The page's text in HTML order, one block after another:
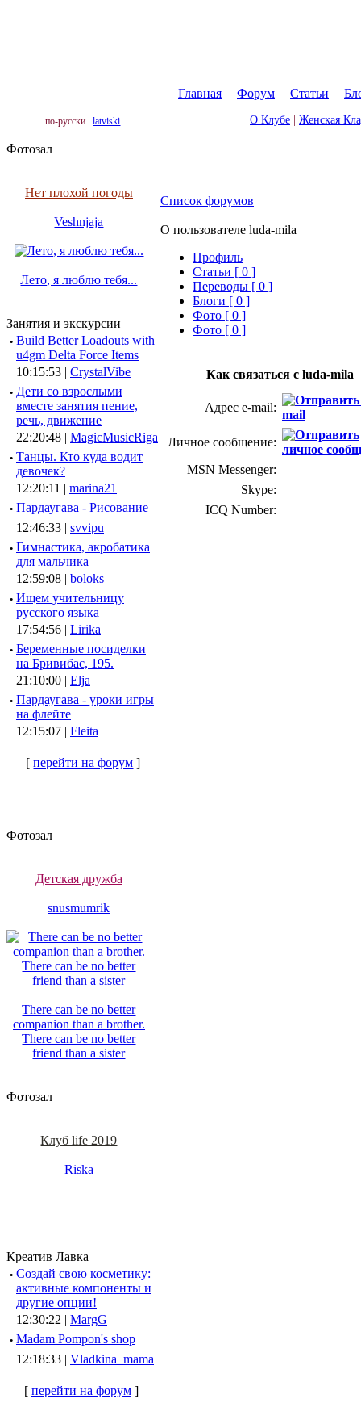
Главная Форум Статьи
по-русски latviski О Клубе Женская
Фотозал
Нет плохой погоды
Veshnjaja
Лето, я люблю тебя...
Занятия и экскурсии
· Build Better Loadouts with
u4gm Delta Force Items
10:15:53 | CrystalVibe
· Дети со взрослыми
вместе занятия пение,
речь, движение
22:20:48 | MagicMusicRiga
· Танцы. Кто куда водит
девочек?
12:20:11 | marina21
· Пардаугава - Рисование
12:46:33 | svvipu
· Гимнастика, акробатика
для мальчика
12:59:08 | boloks
· Ищем учительницу
русского языка
17:54:56 | Lirika
· Беременные посиделки
на Бривибас, 195.
21:10:00 | Elja
· Пардаугава - уроки игры
на флейте
12:15:07 | Fleita
[перейти на форум ]
Фотозал
Детская дружба
snusmumrik
There can be no better
companion than a brother.
There can be no better
friend than a sister
Фотозал
Клуб life 2019
Riska
Креатив Лавка
· Создай свою косметику:
активные компоненты и
другие опции!
12:30:22 | MargG
· Madam Pompon's shop
12:18:33 | Vladkina_mama
[ перейти на форум ]
Список форумов
О пользователе luda-mila
Профиль
Cтатьи [ 0 ]
Переводы [ 0 ]
Блоги [ 0 ]
Фото [ 0 ]
Фото [ 0 ]
Как связаться с luda-mila
Адрес e-mail:
Личное сообщение:
MSN Messenger:
Skype:
ICQ Number: